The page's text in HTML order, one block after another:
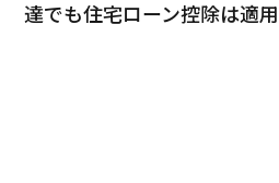
達でも住宅ローン控除は適用